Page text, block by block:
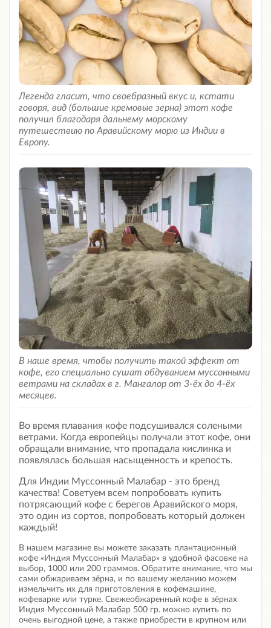
Легенда гласит, что своебразный вкус и, кстати
говоря, вид (большие кремовые зерна) этот кофе
получил благодаря дальнему морскому
путешествию по Аравийскому морю из Индии в
Европу.
В наше время, чтобы получить такой эффект от
кофе, его специально сушат обдуванием муссонными
ветрами на складах в г. Мангалор от 3-ёх до 4-ёх
месяцев.
Во время плавания кофе подсушивался солеными
ветрами. Когда европейцы получали этот кофе, они
обращали внимание, что пропадала кислинка и
появлялась большая насыщенность и крепость.
Для Индии Муссонный Малабар - это бренд
качества! Советуем всем попробовать купить
потрясающий кофе с берегов Аравийского моря,
это один из сортов, попробовать который должен
каждый!
В нашем магазине вы можете заказать плантационный
кофе «Индия Муссонный Малабар» в удобной фасовке на
выбор, 1000 или 200 граммов. Обратите внимание, что мы
сами обжариваем зёрна, и по вашему желанию можем
измельчить их для приготовления в кофемашине,
кофеварке или турке. Свежеобжаренный кофе в зёрнах
Индия Муссонный Малабар 500 гр. можно купить по
очень выгодной цене, а также приобрести в крупном или